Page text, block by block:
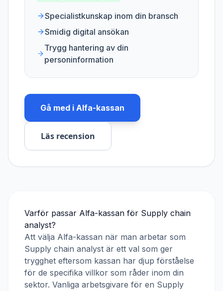
Specialistkunskap inom din bransch
Smidig digital ansökan
Trygg hantering av din
personinformation
Gå med i Alfa-kassan
Läs recension
Varför passar Alfa-kassan för Supply chain
analyst?
Att välja Alfa-kassan när man arbetar som
Supply chain analyst är ett val som ger
trygghet eftersom kassan har djup förståelse
för de specifika villkor som råder inom din
sektor. Vanliga arbetsgivare för en Supply